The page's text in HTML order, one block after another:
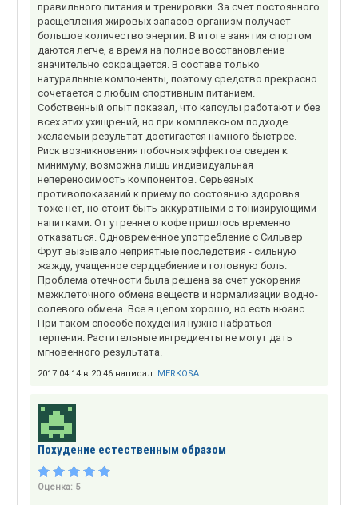
правильного питания и тренировки. За счет постоянного
расщепления жировых запасов организм получает
большое количество энергии. В итоге занятия спортом
даются легче, а время на полное восстановление
значительно сокращается. В составе только
натуральные компоненты, поэтому средство прекрасно
сочетается с любым спортивным питанием.
Собственный опыт показал, что капсулы работают и без
всех этих ухищрений, но при комплексном подходе
желаемый результат достигается намного быстрее.
Риск возникновения побочных эффектов сведен к
минимуму, возможна лишь индивидуальная
непереносимость компонентов. Серьезных
противопоказаний к приему по состоянию здоровья
тоже нет, но стоит быть аккуратными с тонизирующими
напитками. От утреннего кофе пришлось временно
отказаться. Одновременное употребление с Сильвер
Фрут вызывало неприятные последствия - сильную
жажду, учащенное сердцебиение и головную боль.
Проблема отечности была решена за счет ускорения
межклеточного обмена веществ и нормализации водно-
солевого обмена. Все в целом хорошо, но есть нюанс.
При таком способе похудения нужно набраться
терпения. Растительные ингредиенты не могут дать
мгновенного результата.
2017.04.14 в 20:46 написал: MERKOSA
Похудение естественным образом
Оценка: 5